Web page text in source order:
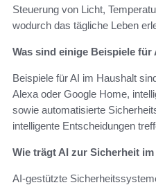
Steuerung von Licht,
wodurch das tägliche Leben
Was sind einige Beispiele für
Beispiele für AI im Haushalt
Alexa oder Google Home,
sowie automatisierte
intelligente Entscheidungen
Wie trägt AI zur Sicherheit
AI-gestützte